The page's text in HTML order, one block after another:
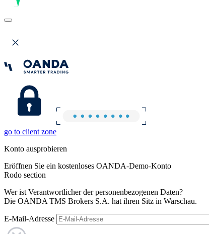
go to client zone
Konto ausprobieren
Eröffnen Sie ein kostenloses OANDA-Demo-Konto
Rodo section
Wer ist Verantwortlicher der personenbezogenen Daten?
Die OANDA TMS Brokers S.A. hat ihren Sitz in Warschau.
E-Mail-Adresse